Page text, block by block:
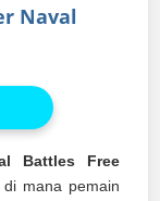
Naval
Battles Free
mana pemain